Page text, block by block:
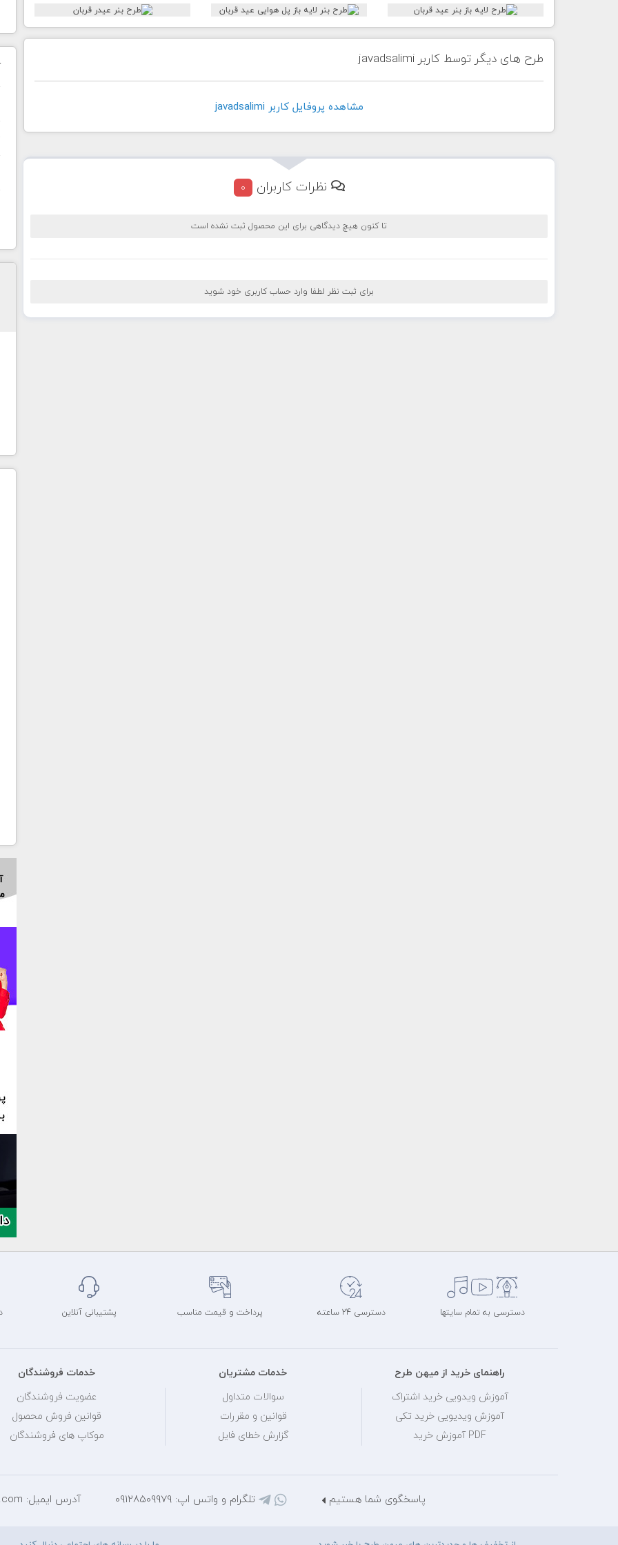
طرح های دیگر توسط کاربر javadsalimi
مشاهده پروفايل کاربر javadsalimi
نظرات کاربران 0
تا کنون هیچ دیدگاهی برای این محصول ثبت نشده است
برای ثبت نظر لطفا وارد حساب کاربری خود شوید
دسترسی به تمام سایتها دسترسی 24 ساعته پرداخت و قیمت مناسب پشتیبانی آنلاین
راهنمای خرید از میهن طرح
آموزش ویدویی خرید اشتراک
آموزش ویدیویی خرید تکی
PDF آموزش خرید
خدمات مشتریان
سوالات متداول
قوانین و مقررات
گزارش خطای فایل
خدمات فروشندگان
عضویت فروشندگان
قوانین فروش محصول
موکاپ های فروشندگان
پاسخگوی شما هستیم تلگرام و واتس اپ: 09128509979 آدرس ایمیل: mihantarh@yahoo.com